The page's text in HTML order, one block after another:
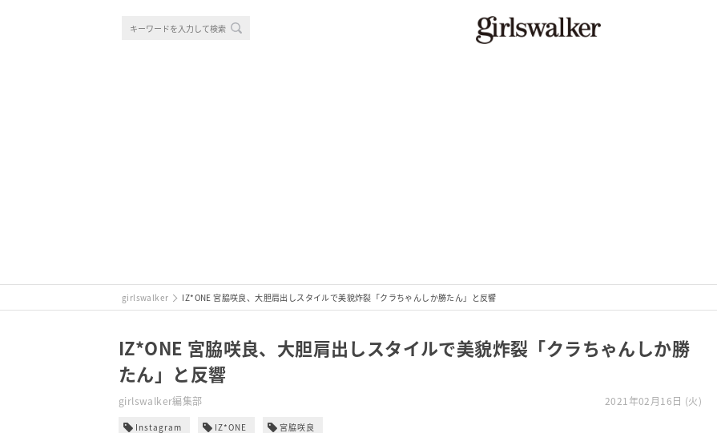
girlswalker IZ*ONE 宮脇咲良、大胆肩出しスタイルで美貌炸裂「クラちゃんしか勝たん」と反響
IZ*ONE 宮脇咲良、大胆肩出しスタイルで美貌炸裂「クラちゃんしか勝
たん」と反響
girlswalker編集部 2021年02月16日 (火)
Instagram IZ*ONE 宮脇咲良